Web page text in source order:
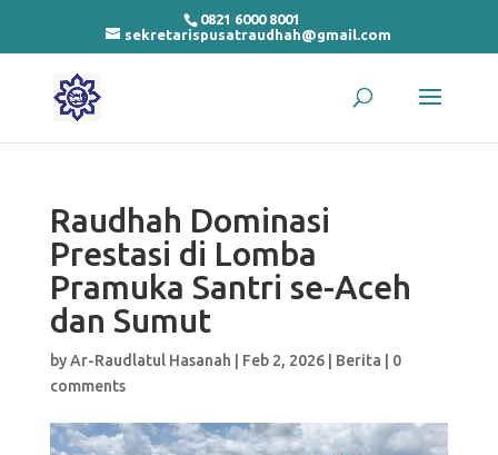
0821 6000 8001
sekretarispusatraudhah@gmail.com
Raudhah Dominasi
Prestasi di Lomba
Pramuka Santri se-Aceh
dan Sumut
byAr-Raudlatul Hasanah Feb 2, 2026| Berita
0
comments